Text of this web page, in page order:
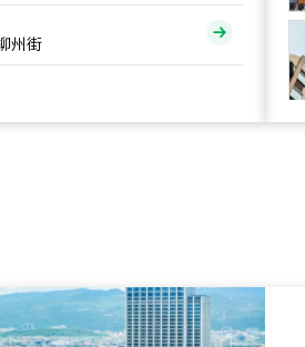
州街